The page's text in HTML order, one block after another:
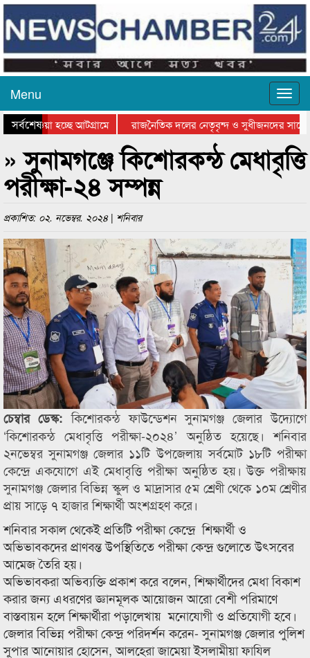
Menu
সর্বশেষ
যাওয়া হচ্ছে আটগ্রামে
রাজনৈতিক দলের নেতৃবৃন্দ ও সুধীজনদের সাথে
সিলেটে বাংলাদেশ গ্রুপ থিয়েটার ফেডারেশানের
» সুনামগঞ্জে কিশোরকন্ঠ মেধাবৃত্তি
পরীক্ষা-২৪ সম্পন্ন
প্রকাশিত: ০২. নভেম্বর. ২০২৪ | শনিবার
চেম্বার ডেস্ক:কিশোরকন্ঠ ফাউন্ডেশন সুনামগঞ্জ জেলার উদ্যোগে
‘কিশোরকন্ঠ মেধাবৃত্তি পরীক্ষা-২০২৪’ অনুষ্ঠিত হয়েছে। শনিবার
২নভেম্বর সুনামগঞ্জ জেলার ১১টি উপজেলায় সর্বমোট ১৮টি পরীক্ষা
কেন্দ্রে একযোগে এই মেধাবৃত্তি পরীক্ষা অনুষ্ঠিত হয়। উক্ত পরীক্ষায়
সুনামগঞ্জ জেলার বিভিন্ন স্কুল ও মাদ্রাসার ৫ম শ্রেণী থেকে ১০ম শ্রেণীর
প্রায় সাড়ে ৭ হাজার শিক্ষার্থী অংশগ্রহণ করে।
শনিবার সকাল থেকেই প্রতিটি পরীক্ষা কেন্দ্রে শিক্ষার্থী ও
অভিভাবকদের প্রাণবন্ত উপস্থিতিতে পরীক্ষা কেন্দ্র গুলোতে উৎসবের
আমেজ তৈরি হয়।
অভিভাবকরা অভিব্যক্তি প্রকাশ করে বলেন, শিক্ষার্থীদের মেধা বিকাশ
করার জন্য এধরণের জ্ঞানমূলক আয়োজন আরো বেশী পরিমাণে
বাস্তবায়ন হলে শিক্ষার্থীরা পড়ালেখায় মনোযোগী ও প্রতিযোগী হবে।
জেলার বিভিন্ন পরীক্ষা কেন্দ্র পরিদর্শন করেন- সুনামগঞ্জ জেলার পুলিশ
সুপার আনোয়ার হোসেন, আলহেরা জামেয়া ইসলামীয়া ফাযিল